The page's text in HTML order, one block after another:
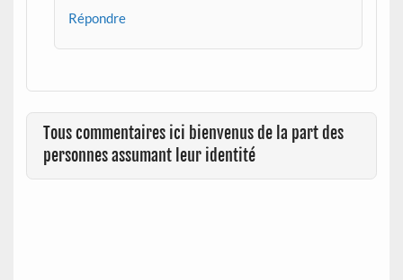
Répondre
Tous commentaires ici bienvenus de la part des
personnes assumant leur identité